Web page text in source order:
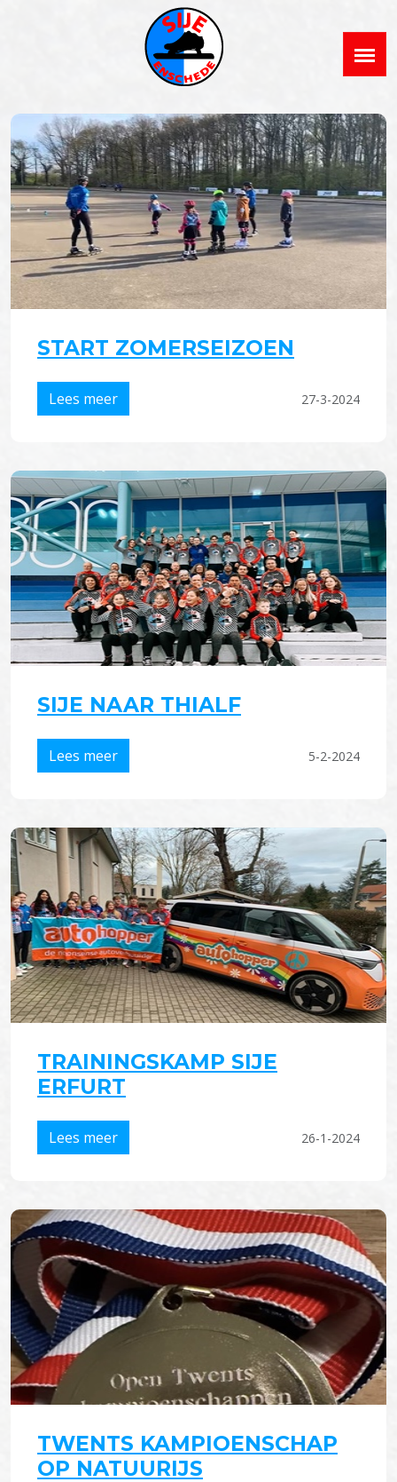
START ZOMERSEIZOEN
Lees meer 27-3-2024
SIJE NAAR THIALF
Lees meer 5-2-2024
TRAININGSKAMP SIJE
ERFURT
Lees meer 26-1-2024
TWENTS KAMPIOENSCHAP
OP NATUURIJS